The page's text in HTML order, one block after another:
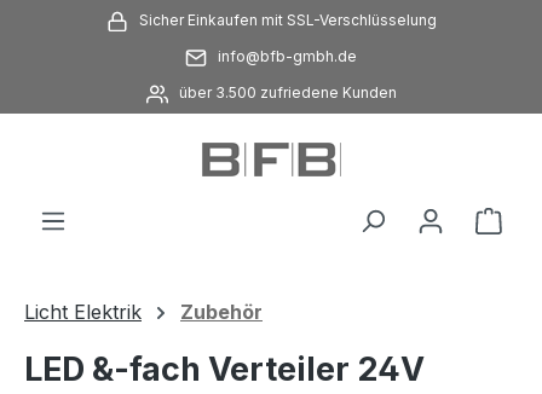
Zum Hauptinhalt springenSicher Einkaufen mit SSL-Verschlüsselung
info@bfb-gmbh.de
über 3.500 zufriedene Kunden
Licht Elektrik Zubehör
LED &-fach Verteiler 24V